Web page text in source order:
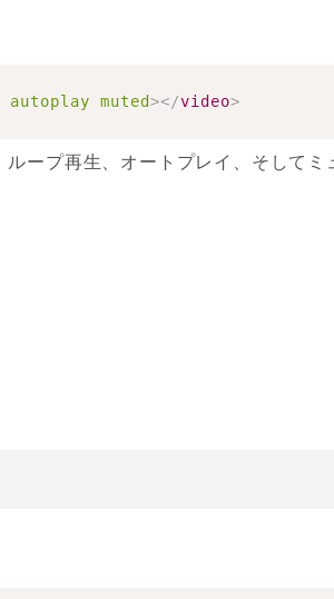
autoplay muted></video>
ループ再生、オートプレイ 、そして ミ